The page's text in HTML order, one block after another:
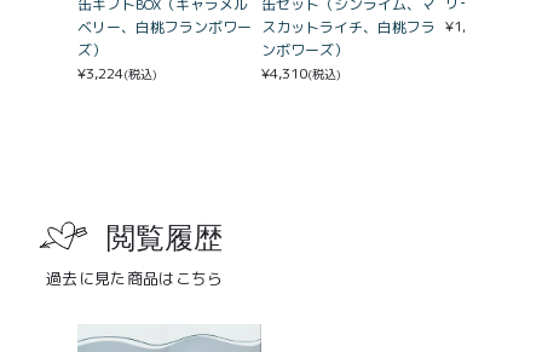
ベリー、白桃フランボワー
ズ）
¥3,224(税込)
スカットライチ、白桃フラ
ンボワーズ）
¥4,310(税込)
¥1,512
閲覧履歴
過去に見た商品はこちら